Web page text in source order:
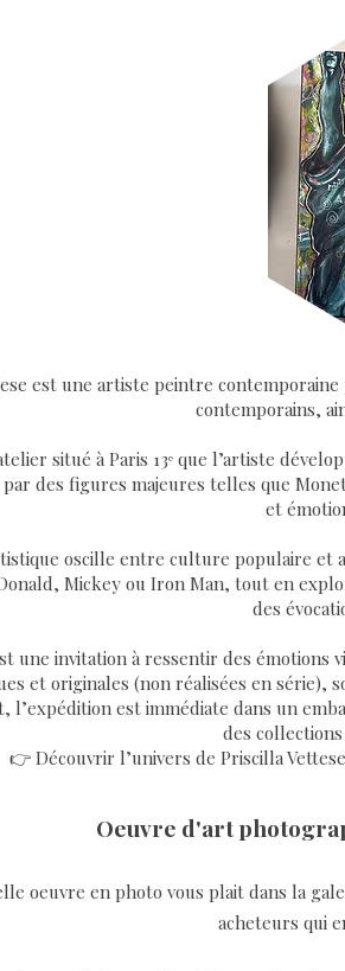
est une artiste peintre
contemporains,
situé à Paris 13ᵉ que l’artiste
des figures majeures telles que
et
oscille entre culture populaire et
Mickey ou Iron Man, tout en
des
une invitation à ressentir des émotions
et originales (non réalisées en série),
l’expédition est immédiate dans un
des
👉 Découvrir l’univers de Priscilla
Oeuvre d'art
oeuvre en photo vous plait dans la
acheteurs qui